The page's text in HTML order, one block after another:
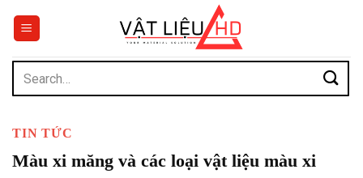
dung
for:
TIN TỨC
Màu xi măng và các loại vật liệu màu xi